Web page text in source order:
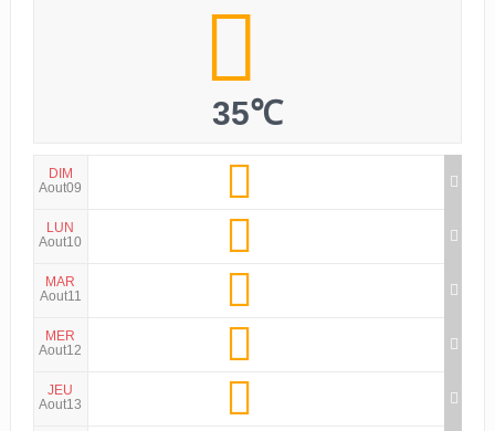
35℃
DIM
Aout09
LUN
Aout10
MAR
Aout11
MER
Aout12
JEU
Aout13